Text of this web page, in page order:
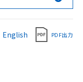
English PDF出力